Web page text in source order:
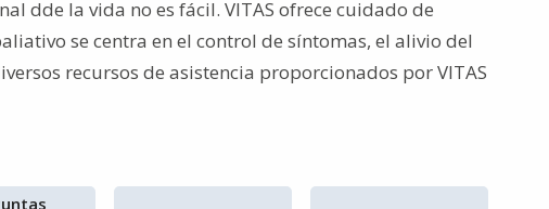
dde la vida no es fácil. VITAS ofrece cuidado de
se centra en el control de síntomas, el alivio del
recursos de asistencia proporcionados por VITAS